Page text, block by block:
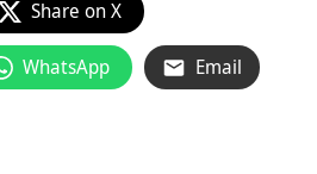
Share on X
WhatsApp Email